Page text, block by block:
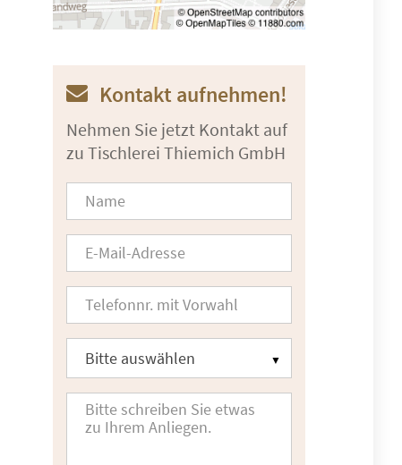
Kontakt aufnehmen!
Nehmen Sie jetzt Kontakt auf
zu Tischlerei Thiemich GmbH